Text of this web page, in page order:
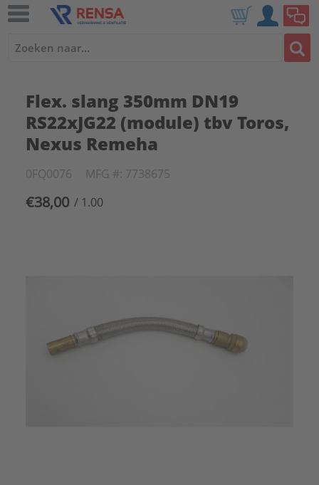
Flex. slang 350mm DN19
RS22xJG22 (module) tbv Toros,
Nexus Remeha
0FQ0076 MFG #: 7738675
€38,00 / 1.00